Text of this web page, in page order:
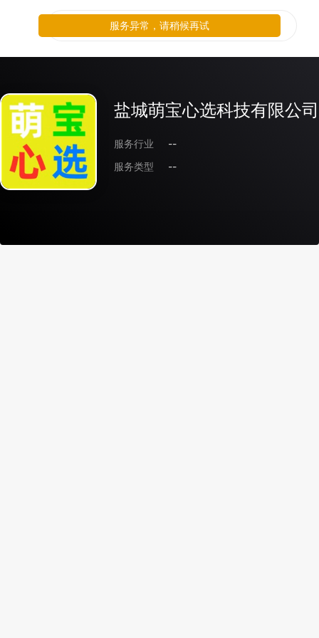
盐城萌宝心选科技有限公司
服务行业
--
服务类型
--
服务异常，请稍候再试